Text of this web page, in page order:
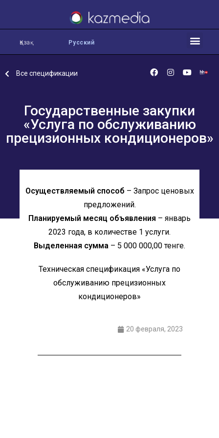
Қазақ Русский
Все спецификации
Государственные закупки
«Услуга по обслуживанию
прецизионных кондиционеров»
Осуществляемый способ – Запрос ценовых
предложений.
Планируемый месяц объявления – январь
2023 года, в количестве 1 услуги.
Выделенная сумма – 5 000 000,00 тенге.
Техническая спецификация «Услуга по
обслуживанию прецизионных
кондиционеров»
20 февраля, 2023